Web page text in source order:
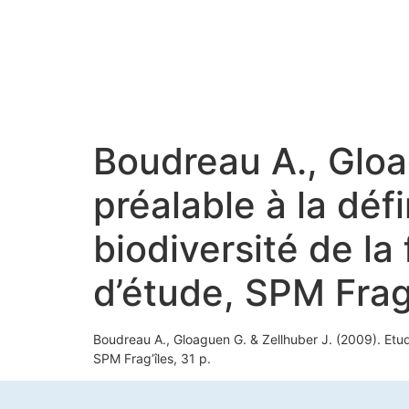
Boudreau A.,
préalable à la
biodiversité de
d’étude, SPM
Boudreau A., Gloaguen G. & Zellhuber J. (2009).
SPM Frag’îles, 31 p.